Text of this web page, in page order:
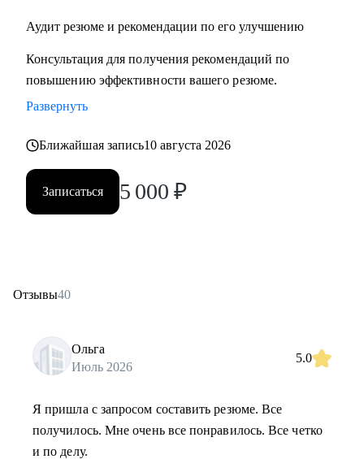
Аудит резюме и рекомендации по его улучшению
Консультация для получения рекомендаций по
повышению эффективности вашего резюме.
Развернуть
Ближайшая запись10 августа 2026
Записаться 5 000 ₽
Отзывы40
Ольга
Июль 2026
5.0
Я пришла с запросом составить резюме. Все
получилось. Мне очень все понравилось. Все четко
и по делу.